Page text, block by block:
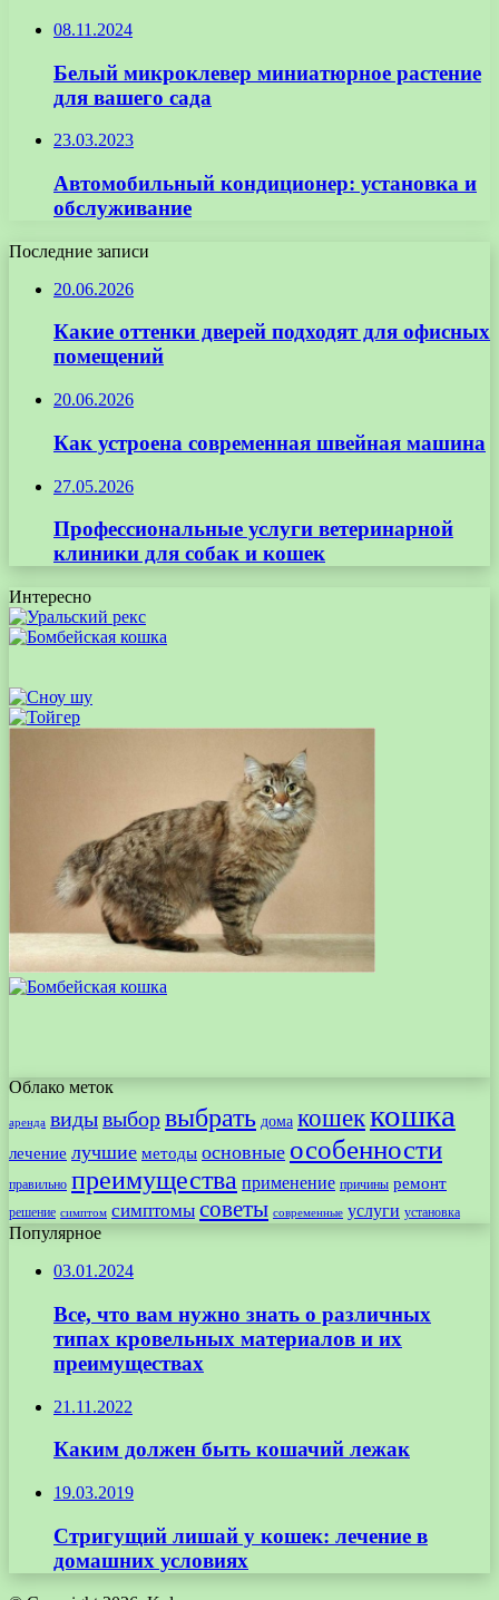
08.11.2024
Белый микроклевер миниатюрное растение
для вашего сада
23.03.2023
Автомобильный кондиционер: установка и
обслуживание
Последние записи
20.06.2026
Какие оттенки дверей подходят для офисных
помещений
20.06.2026
Как устроена современная швейная машина
27.05.2026
Профессиональные услуги ветеринарной
клиники для собак и кошек
Интересно
Облако меток
аренда видывыборвыбрать дома кошеккошка
лечение лучшие методы основные особенности
правильно преимущества применение причины ремонт
решение симптом симптомы советы современные услуги установка
Популярное
03.01.2024
Все, что вам нужно знать о различных
типах кровельных материалов и их
преимуществах
21.11.2022
Каким должен быть кошачий лежак
19.03.2019
Стригущий лишай у кошек: лечение в
домашних условиях